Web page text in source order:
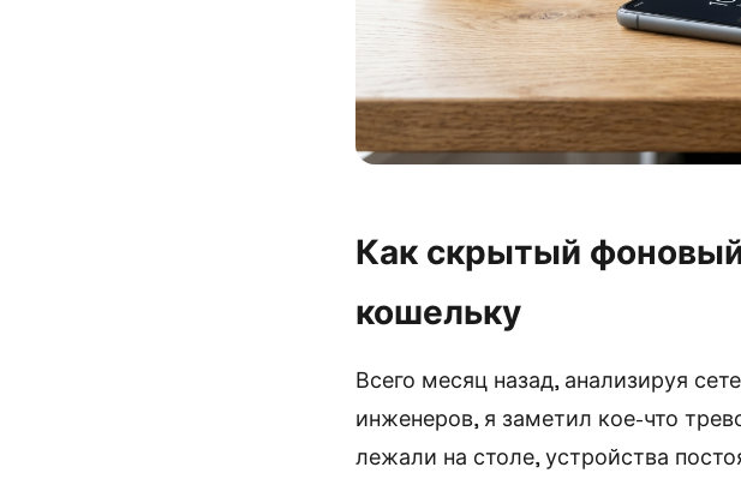
Как скрытый
кошельку
Всего месяц назад, анализируя
инженеров, я заметил кое-что
лежали на столе, устройства